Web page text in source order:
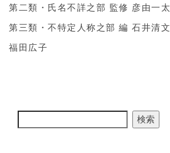
第二類・氏名不詳之部 監修 彦由一太
第三類・不特定人称之部 編 石井清文
福田広子
検索